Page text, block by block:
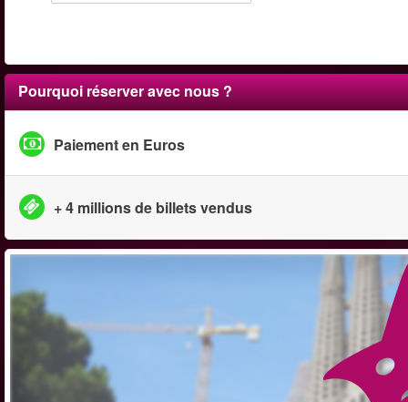
Pourquoi réserver avec nous ?
Paiement en Euros
+ 4 millions de billets vendus